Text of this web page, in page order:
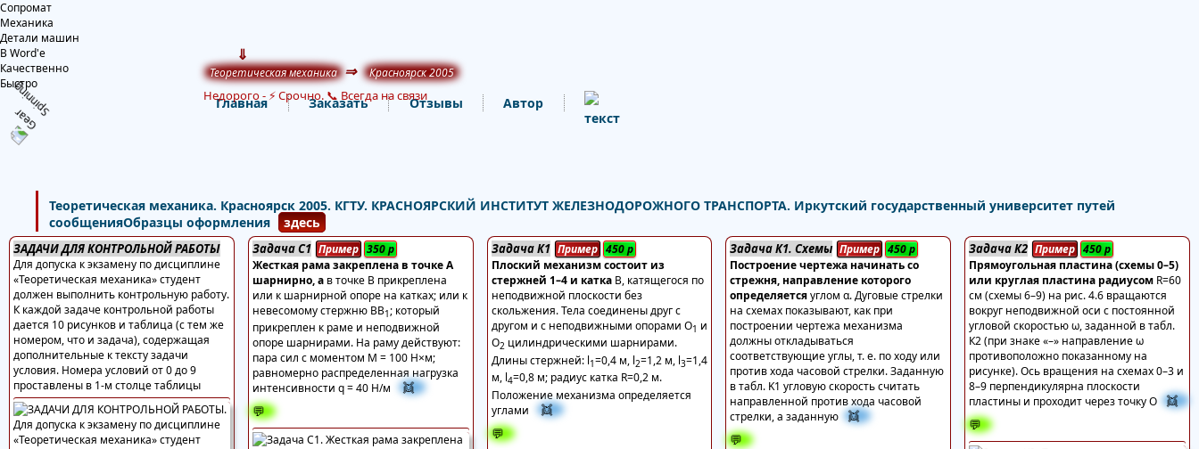
Сопромат
Механика
Детали машин
В Word'е
Качественно
Быстро
Главная Заказать Отзывы Автор
⇓
Теоретическая механика ⇒ Красноярск 2005
Недорого- ⚡ Срочно. 📞 Всегда на связи
Теоретическая механика. Красноярск 2005. КГТУ. КРАСНОЯРСКИЙ ИНСТИТУТ ЖЕЛЕЗНОДОРОЖНОГО ТРАНСПОРТА. Иркутский государственный университет путей
сообщенияОбразцы оформления
здесь
ЗАДАЧИ ДЛЯ КОНТРОЛЬНОЙ РАБОТЫ
Для допуска к экзамену по дисциплине
«Теоретическая механика» студент
должен выполнить контрольную работу.
К каждой задаче контрольной работы
дается 10 рисунков и таблица (с тем же
номером, что и задача), содержащая
дополнительные к тексту задачи
условия. Номера условий от 0 до 9
проставлены в 1-м столце таблицы
Задача С1 Пример 350р
Жесткая рама закреплена в точке А
шарнирно, а в точке В прикреплена
или к шарнирной опоре на катках; или к
невесомому стержню ВВ1; который
прикреплен к раме и неподвижной
опоре шарнирами. На раму действуют:
пара сил с моментом М = 100 Н×м;
равномерно распределенная нагрузка
интенсивности q = 40 Н/м
👯
💬
Задача К1 Пример 450р
Плоский механизм состоит из
стержней 1–4 и катка В, катящегося по
неподвижной плоскости без
скольжения. Тела соединены друг с
другом и с неподвижными опорами О1 и
О2 цилиндрическими шарнирами.
Длины стержней: l1=0,4 м, l2=1,2 м, l3=1,4
м, l4=0,8 м; радиус катка R=0,2 м.
Положение механизма определяется
углами
👯
💬
Задача К1. Схемы Пример 450р
Построение чертежа начинать со
стрежня, направление которого
определяетсяуглом α. Дуговые стрелки
на схемах показывают, как при
построении чертежа механизма
должны откладываться
соответствующие углы, т. е. по ходу или
против хода часовой стрелки. Заданную
в табл. K1 угловую скорость считать
направленной против хода часовой
стрелки, а заданную
👯
💬
Задача К2 Пример 450р
Прямоугольная пластина (схемы 0–5)
или круглая пластина радиусом R=60
см (схемы 6–9) на рис. 4.6 вращаются
вокруг неподвижной оси с постоянной
угловой скоростью ω, заданной в табл.
К2 (при знаке «–» направление ω
противоположно показанному на
рисунке). Ось вращения на схемах 0–3 и
8–9 перпендикулярна плоскости
пластины и проходит через точку О 👯
💬